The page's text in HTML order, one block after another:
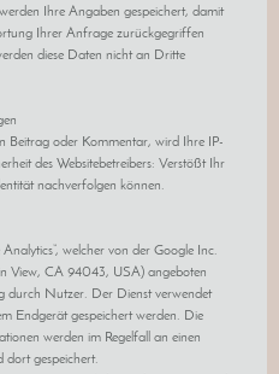
Ihre Angaben gespeichert, damit
Ihrer Anfrage zurückgegriffen
diese Daten nicht an Dritte
Beitrag oder Kommentar, wird Ihre IP-
des Websitebetreibers: Verstößt Ihr
nachverfolgen können.
welcher von der Google Inc.
View, CA 94043, USA) angeboten
durch Nutzer. Der Dienst verwendet
Endgerät gespeichert werden. Die
werden im Regelfall an einen
dort gespeichert.